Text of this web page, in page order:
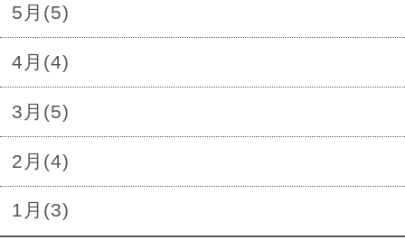
5月(5)
4月(4)
3月(5)
2月(4)
1月(3)